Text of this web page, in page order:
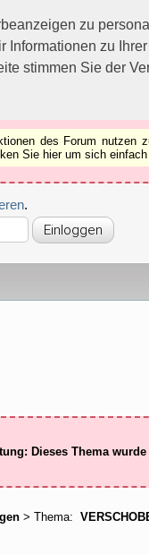
zu
zu
stimmen Sie der
Forums nutzen zu
Schliessen
des Forum nutzen
Sie hier um sich einfach
.
Dieses Thema
> Thema: